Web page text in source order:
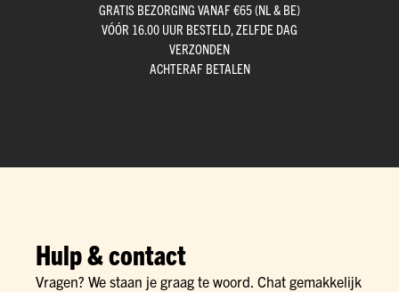
GRATIS BEZORGING VANAF €65 (NL & BE)
VÓÓR 16.00 UUR BESTELD, ZELFDE DAG
VERZONDEN
ACHTERAF BETALEN
Hulp & contact
Vragen? We staan je graag te woord. Chat gemakkelijk